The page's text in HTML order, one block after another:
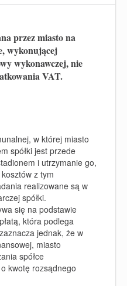
przez miasto na
wykonującej
wykonawczej, nie
VAT.
w której miasto
spółki jest przede
i utrzymanie go,
z tym
realizowane są w
spółki.
się na podstawie
która podlega
jednak, że w
miasto
spółce
kwotę rozsądnego